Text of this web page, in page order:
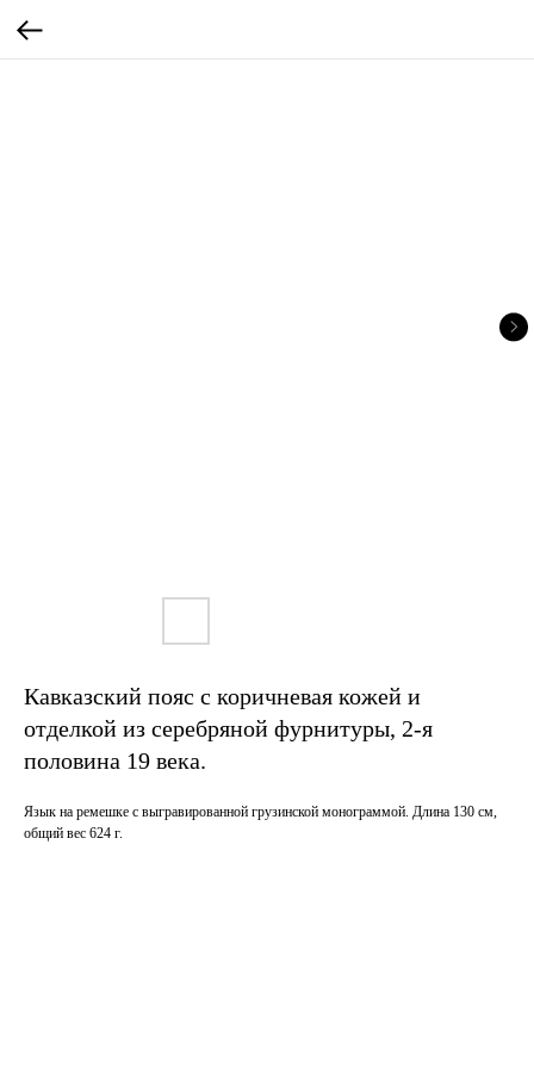
Кавказский пояс с коричневая кожей и
отделкой из серебряной фурнитуры, 2-я
половина 19 века.
Язык на ремешке с выгравированной грузинской монограммой. Длина 130 см,
общий вес 624 г.